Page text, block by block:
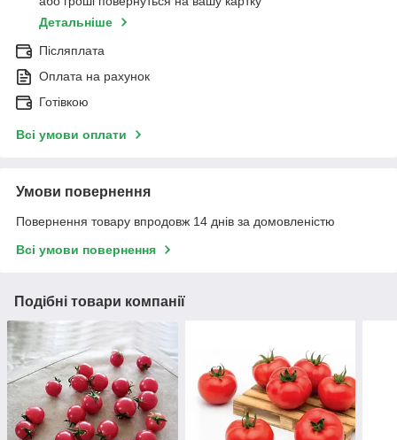
Детальніше
Післяплата
Оплата на рахунок
Готівкою
Всі умови оплати
Умови повернення
Повернення товару впродовж 14 днів за домовленістю
Всі умови повернення
Подібні товари компанії